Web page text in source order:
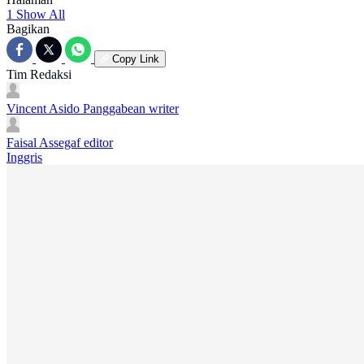
1 Show All
Bagikan
Copy Link
Tim Redaksi
Vincent Asido Panggabean writer
Faisal Assegaf editor
Inggris